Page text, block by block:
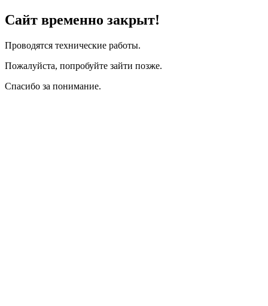
Сайт временно закрыт!
Проводятся технические работы.
Пожалуйста, попробуйте зайти позже.
Спасибо за понимание.